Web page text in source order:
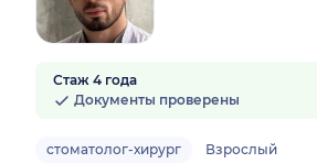
Стаж 4 года
Документы проверены
стоматолог-хирург Взрослый